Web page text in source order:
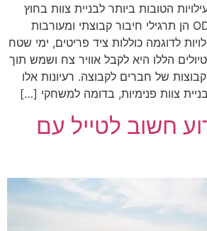
הטובות ביותר לבניית צוות בחוץ
למבוגרים. פעילויות ODT הן תרגילי חיבור קבוצתי ומעורבות
לדוגמה כוללות ציד פריטים, ימי שטח
הללו היא לקבל אוויר צח ושמש תוך
של חברים לקבוצה. רעיונות אלו
צוות פנימיות, בדומה למשחקי […]
חשוב לטייל עם